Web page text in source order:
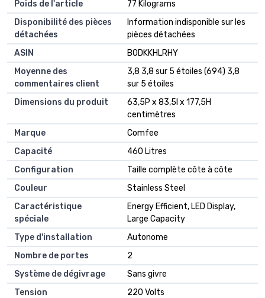
Poids de l'article
‎77 Kilograms
Disponibilité des pièces
détachées
‎Information indisponible sur les
pièces détachées
ASIN
B0DKKHLRHY
Moyenne des
commentaires client
3,8 3,8 sur 5 étoiles (694) 3,8
sur 5 étoiles
Dimensions du produit
63,5P x 83,5l x 177,5H
centimètres
Marque
Comfee
Capacité
460 Litres
Configuration
Taille complète côte à côte
Couleur
Stainless Steel
Caractéristique
spéciale
Energy Efficient, LED Display,
Large Capacity
Type d'installation
Autonome
Nombre de portes
2
Système de dégivrage
Sans givre
Tension
220 Volts